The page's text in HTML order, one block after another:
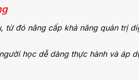
từ đó nâng cấp khả năng quản trị
học dễ dàng thực hành và áp